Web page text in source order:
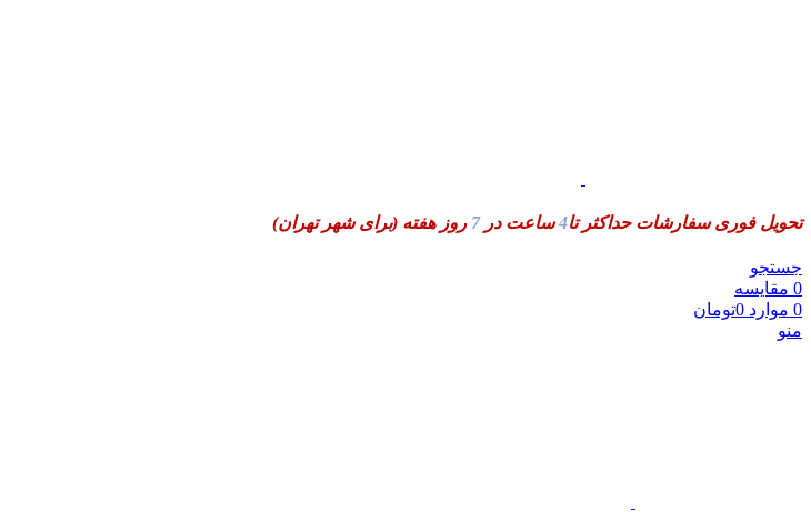
تحویل فوری سفارشات حداکثر تا4ساعت در7 روز هفته (برای شهر تهران)
جستجو
0 مقایسه
0 موارد 0تومان
منو